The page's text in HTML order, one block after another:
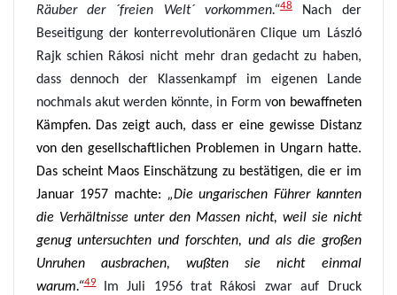
Räuber der ´freien Welt´ vorkommen.“48
Nach der
Beseitigung der konterrevolutionären Clique um László
Rajk schien Rákosi nicht mehr dran gedacht zu haben,
dass dennoch der Klassenkampf im eigenen Lande
nochmalsakut werden könnte, in Form von bewaffneten
Kämpfen. Das zeigt auch, dass er eine gewisse Distanz
von den gesellschaftlichen Problemen in Ungarn hatte.
Das scheint Maos Einschätzung zu bestätigen, die er im
Januar 1957 machte: „Die ungarischen Führer kannten
die Verhältnisse unter den Massen nicht, weil sie nicht
genug untersuchten und forschten, und als die großen
Unruhen ausbrachen, wußten sie nicht einmal
warum.“49 Im Juli 1956 trat Rákosi zwar auf Druck